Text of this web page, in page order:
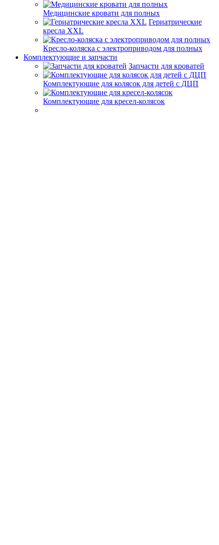
Медицинские кровати для полных
Гериатрические
кресла XXL
Кресло-коляска с электроприводом для полных
Комплектующие и запчасти
Запчасти для кроватей
Комплектующие для колясок для детей с ДЦП
Комплектующие для кресел-колясок